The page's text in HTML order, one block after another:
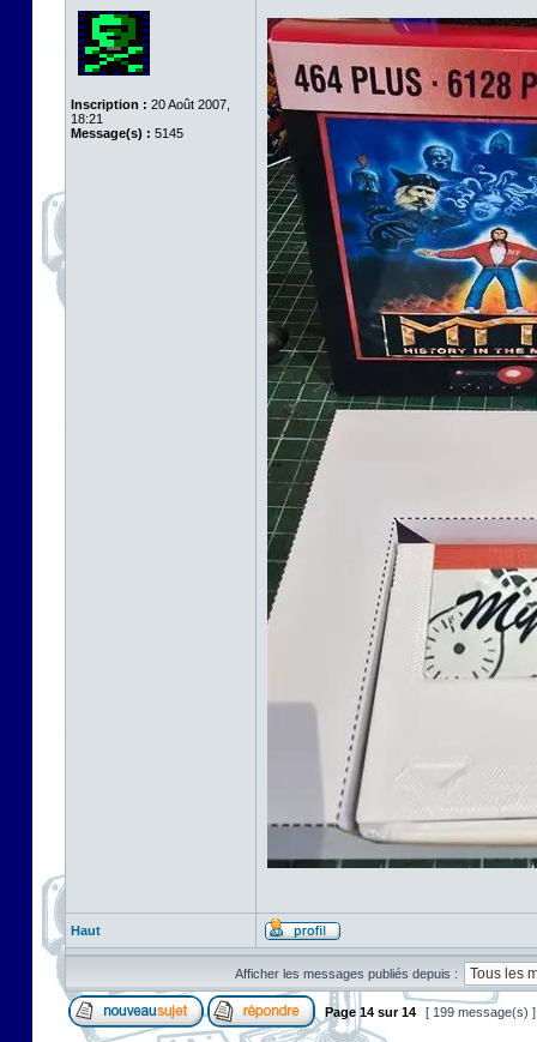
Inscription : 20 Août 2007,
18:21
Message(s) : 5145
Haut
Afficher les messages publiés depuis :
Page 14 sur14 [ 199 message(s)